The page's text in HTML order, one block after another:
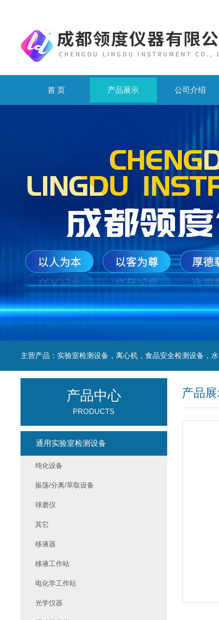
首 页 产品展示 公司介绍
产品
产品中心
PRODUCTS
通用实验室检测设备
纯化设备
振荡/分离/萃取设备
球磨仪
其它
移液器
移液工作站
电化学工作站
光学仪器